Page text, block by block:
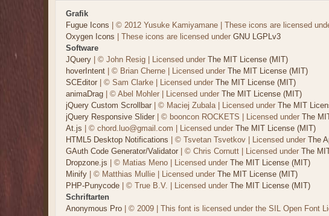
Grafik
Fugue Icons | © 2012 Yusuke Kamiyamane | These icons are licensed
Oxygen Icons | These icons are licensed under GNU LGPLv3
Software
JQuery | © John Resig | Licensed under The MIT License (MIT)
hoverIntent | © Brian Cherne | Licensed under The MIT License (MIT)
SCEditor | © Sam Clarke | Licensed under The MIT License (MIT)
animaDrag | © Abel Mohler | Licensed under The MIT License (MIT)
jQuery Custom Scrollbar | © Maciej Zubala | Licensed under The MIT
jQuery Responsive Slider | © booncon ROCKETS | Licensed under The
At.js | © chord.luo@gmail.com | Licensed under The MIT License (MIT)
HTML5 Desktop Notifications | © Tsvetan Tsvetkov | Licensed under The
GAuth Code Generator/Validator | © Chris Cornutt | Licensed under The
Dropzone.js | © Matias Meno | Licensed under The MIT License (MIT)
Minify | © Matthias Mullie | Licensed under The MIT License (MIT)
PHP-Punycode | © True B.V. | Licensed under The MIT License (MIT)
Schriftarten
Anonymous Pro | © 2009 | This font is licensed under the SIL Open Font